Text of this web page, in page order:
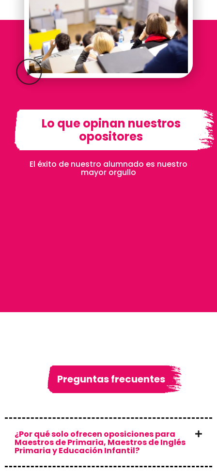
Lo que opinan nuestros
opositores
El éxito de nuestro alumnado es nuestro
mayor orgullo
Preguntas frecuentes
¿Por qué solo ofrecen oposiciones para
Maestros de Primaria, Maestros de Inglés
Primaria y Educación Infantil?